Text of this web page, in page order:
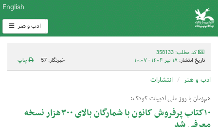
English
ادب و هنر
کد مطلب: 358133
تاریخ انتشار: ۱۸ تیر ۱۴۰۴ - ۱۰:۰۷ خبرنگار: 57 چاپ
ادب و هنر انتشارات
هم‌زمان با روز ملی ادبیات کودک؛
۱۰کتاب پرفروش کانون با شمارگان بالای ۳۰۰هزار نسخه